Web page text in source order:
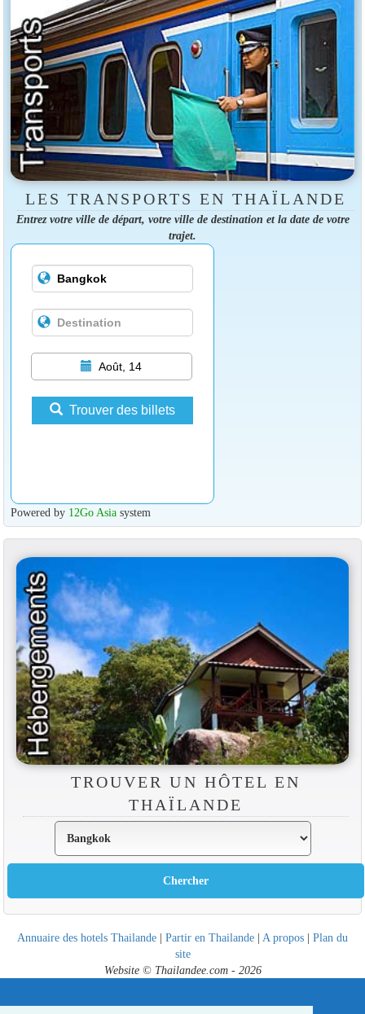
LES TRANSPORTS EN THAÏLANDE
Entrez votre ville de départ, votre ville de destination et la date de votre
trajet.
Août, 14
Trouver des billets
Powered by 12Go Asiasystem
TROUVER UN HÔTEL EN
THAÏLANDE
Annuaire des hotels Thailande | Partir en Thailande | A propos | Plan du
site
Website © Thailandee.com - 2026